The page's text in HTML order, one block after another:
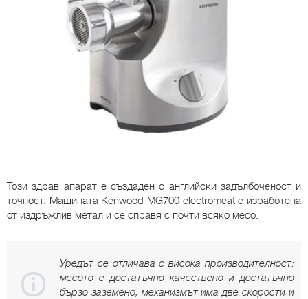
Този здрав апарат е създаден с английски задълбоченост и
точност. Машината Kenwood MG700 electromeat е изработена
от издръжлив метал и се справя с почти всяко месо.
Уредът се отличава с висока производителност:
месото е достатъчно качествено и достатъчно
бързо заземено, механизмът има две скорости и